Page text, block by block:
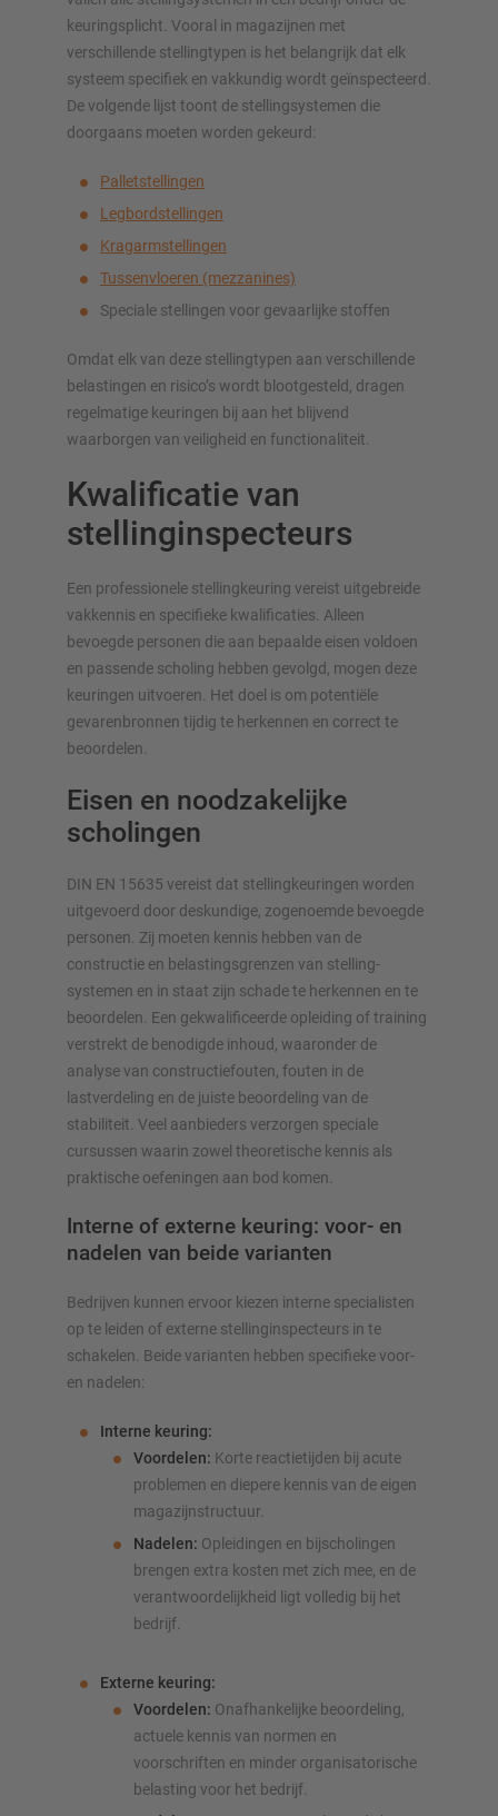
keuringsplicht. Vooral in magazijnen met
verschillende stellingtypen is het belangrijk dat elk
systeem specifiek en vakkundig wordt geïnspecteerd.
De volgende lijst toont de stelling­systemen die
doorgaans moeten worden gekeurd:
Palletstellingen
Legbordstellingen
Kragarmstellingen
Tussenvloeren (mezzanines)
Speciale stellingen voor gevaarlijke stoffen
Omdat elk van deze stellingtypen aan verschillende
belastingen en risico’s wordt blootgesteld, dragen
regelmatige keuringen bij aan het blijvend
waarborgen van veiligheid en functionaliteit.
Kwalificatie van
stellinginspecteurs
Een professionele stellingkeuring vereist uitgebreide
vakkennis en specifieke kwalificaties. Alleen
bevoegde personen die aan bepaalde eisen voldoen
en passende scholing hebben gevolgd, mogen deze
keuringen uitvoeren. Het doel is om potentiële
gevarenbronnen tijdig te herkennen en correct te
beoordelen.
Eisen en noodzakelijke
scholingen
DIN EN 15635 vereist dat stellingkeuringen worden
uitgevoerd door deskundige, zogenoemde bevoegde
personen. Zij moeten kennis hebben van de
constructie en belastingsgrenzen van stelling­
systemen en in staat zijn schade te herkennen en te
beoordelen. Een gekwalificeerde opleiding of training
verstrekt de benodigde inhoud, waaronder de
analyse van constructiefouten, fouten in de
lastverdeling en de juiste beoordeling van de
stabiliteit. Veel aanbieders verzorgen speciale
cursussen waarin zowel theoretische kennis als
praktische oefeningen aan bod komen.
Interne of externe keuring: voor- en
nadelen van beide varianten
Bedrijven kunnen ervoor kiezen interne specialisten
op te leiden of externe stellinginspecteurs in te
schakelen. Beide varianten hebben specifieke voor-
en nadelen:
Interne keuring:
Voordelen: Korte reactietijden bij acute
problemen en diepere kennis van de eigen
magazijnstructuur.
Nadelen: Opleidingen en bijscholingen
brengen extra kosten met zich mee, en de
verantwoordelijkheid ligt volledig bij het
bedrijf.
Externe keuring:
Voordelen: Onafhankelijke beoordeling,
actuele kennis van normen en
voorschriften en minder organisatorische
belasting voor het bedrijf.